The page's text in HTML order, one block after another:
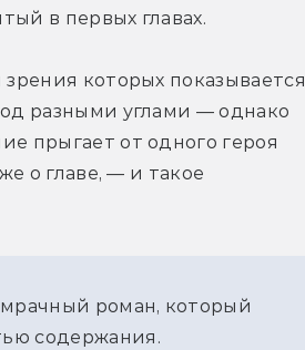
в первых главах.
зрения которых показывается
разными углами — однако
прыгает от одного героя
о главе, — и такое
роман, который
содержания.